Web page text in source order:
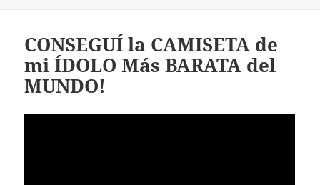
CONSEGUÍ la CAMISETA de
mi ÍDOLO Más BARATA del
MUNDO!